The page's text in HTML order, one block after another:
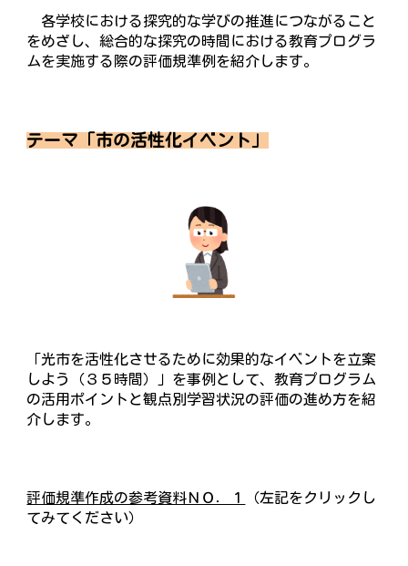
各学校における探究的な学びの推進につながること
をめざし、総合的な探究の時間における教育プログラ
ムを実施する際の評価規準例を紹介します。
テーマ「市の活性化イベント」
「光市を活性化させるために効果的なイベントを立案
しよう（３５時間）」を事例として、教育プログラム
の活用ポイントと観点別学習状況の評価の進め方を紹
介します。
評価規準作成の参考資料ＮＯ．１
（左記をクリックし
てみてください）